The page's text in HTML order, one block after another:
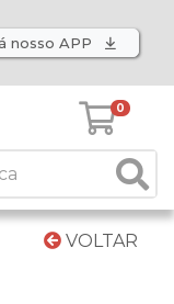
nosso APP
0
VOLTAR